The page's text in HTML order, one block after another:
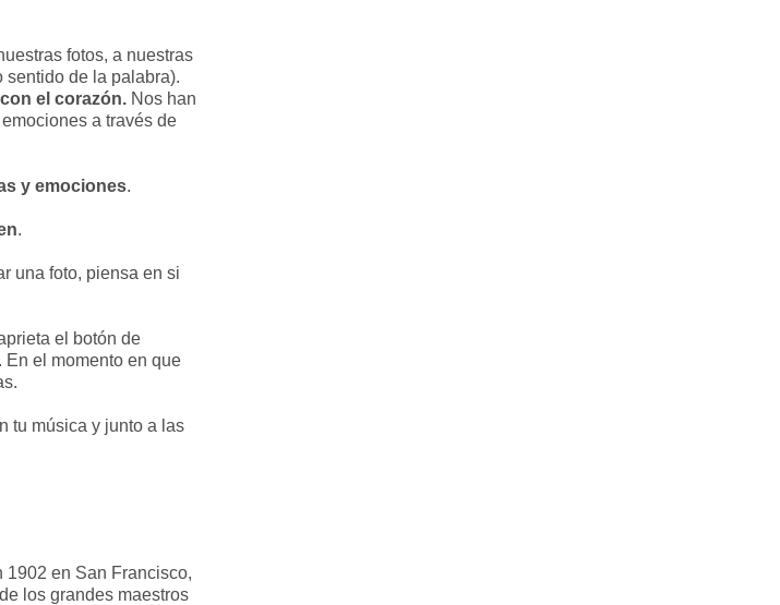
fotos, a nuestras
sentido de la palabra).
el corazón. Nos han
a través de
y emociones.
.
una foto, piensa en si
el botón de
el momento en que
tu música y junto a las
1902 en San Francisco,
los grandes maestros